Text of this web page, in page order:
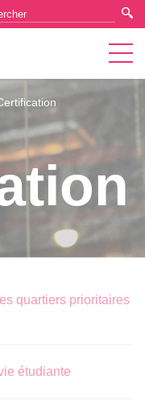
quartiers prioritaires
étudiante